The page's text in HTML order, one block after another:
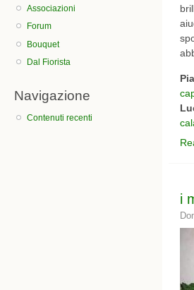
Associazioni
Forum
Bouquet
Dal Fiorista
Navigazione
Contenuti recenti
i